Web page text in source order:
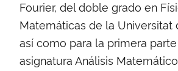
Fourier, del doble grado en
Matemáticas de la Universitat
así como para la primera
asignatura Análisis